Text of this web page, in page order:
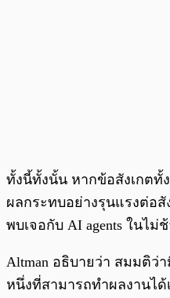
ทั้งนี้ทั้งนั้น หากข้อสังเกตทั้
ผลกระทบอย่างรุนแรงต่อ
พบเจอกับ AI agents ในไม่
Altman อธิบายว่า สมมติว่
หนึ่งที่สามารถทำผลงานไ